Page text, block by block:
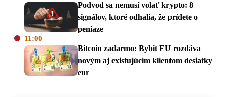
Podvod sa nemusí volať krypto: 8
signálov, ktoré odhalia, že prídete o
peniaze
11:00
Bitcoin zadarmo: Bybit EU rozdáva
novým aj existujúcim klientom desiatky
eur